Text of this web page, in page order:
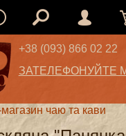
+38 (093) 866 02 22
ЗАТЕЛЕФОНУЙТЕ
магазин чаю та кави